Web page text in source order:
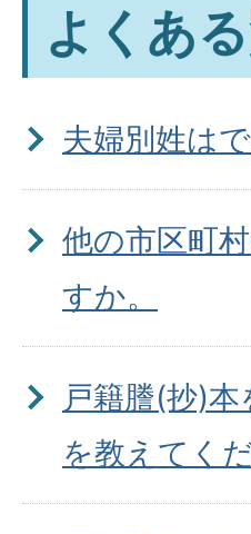
よくあ
夫婦別姓は
他の市区町
すか。
戸籍謄(抄)
を教えてく